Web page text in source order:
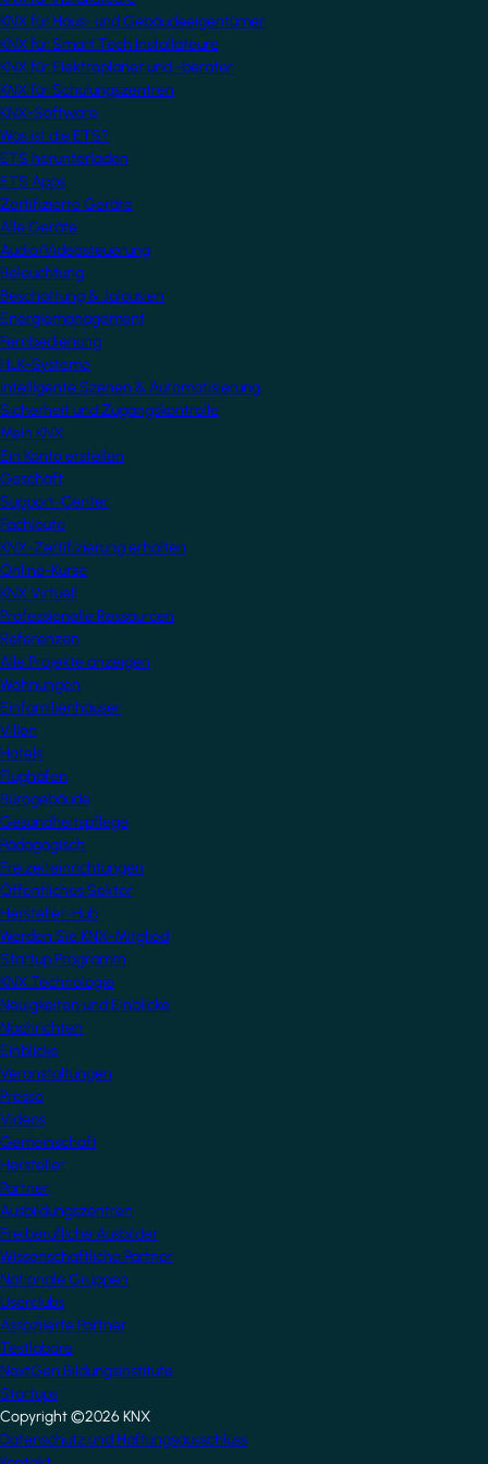
KNX für Haus- und Gebäudeeigentümer
KNX für Smart Tech Installateure
KNX für Elektroplaner und -berater
KNX für Schulungszentren
KNX-Software
Was ist die ETS?
ETS herunterladen
ETS Apps
Zertifizierte Geräte
Alle Geräte
Audio/Videosteuerung
Beleuchtung
Beschattung & Jalousien
Energiemanagement
Fernbedienung
HLK-Systeme
Intelligente Szenen & Automatisierung
Sicherheit und Zugangskontrolle
Mein KNX
Ein Konto erstellen
Geschäft
Support-Center
Fachleute
KNX-Zertifizierung erhalten
Online-Kurse
KNX Virtuell
Professionelle Ressourcen
Referenzen
Alle Projekte anzeigen
Wohnungen
Einfamilienhäuser
Villen
Hotels
Flughäfen
Bürogebäude
Gesundheitspflege
Pädagogisch
Freizeiteinrichtungen
Öffentliches Sektor
Hersteller-Hub
Werden Sie KNX-Mitglied
Startup Programm
KNX Technologie
Neuigkeiten und Einblicke
Nachrichten
Einblicke
Veranstaltungen
Presse
Videos
Gemeinschaft
Hersteller
Partner
Ausbildungszentren
Freiberufliche Ausbilder
Wissenschaftliche Partner
Nationale Gruppen
Userclubs
Assoziierte Partner
Testlabore
NextGen Bildungsinstitute
Startups
Copyright ©2026 KNX
Datenschutz und Haftungsausschluss